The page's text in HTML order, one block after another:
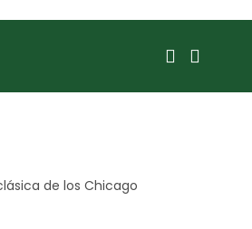
de los Chicago